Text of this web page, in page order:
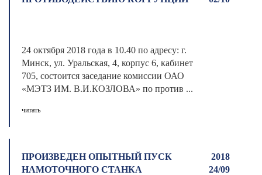
24 октября 2018 года в 10.40 по адресу: г.
Минск, ул. Уральская, 4, корпус 6, кабинет
705, состоится заседание комиссии ОАО
«МЭТЗ ИМ. В.И.КОЗЛОВА» по против ...
читать
ПРОИЗВЕДЕН ОПЫТНЫЙ ПУСК
НАМОТОЧНОГО СТАНКА
2018
24/09